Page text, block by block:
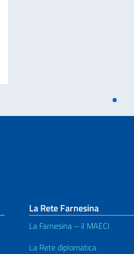
La Rete Farnesina
La Farnesina – il MAECI
La Rete diplomatica